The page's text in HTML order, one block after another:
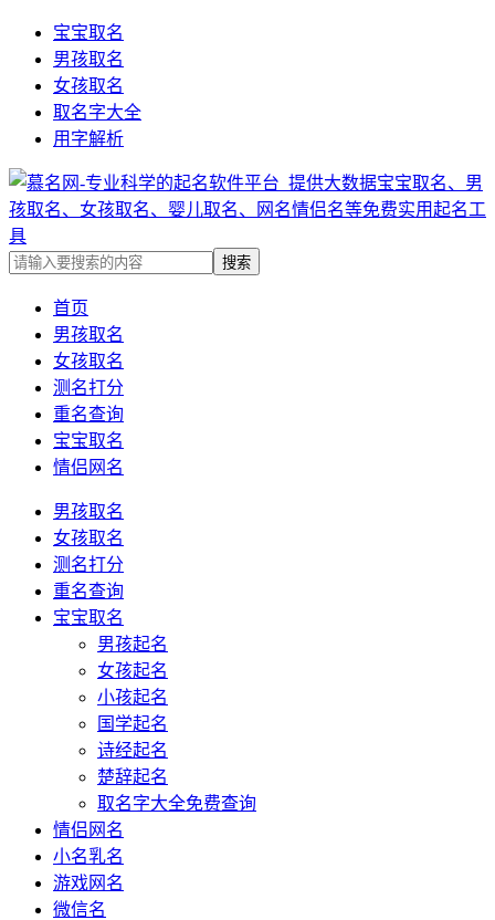
宝宝取名
男孩取名
女孩取名
取名字大全
用字解析
首页
男孩取名
女孩取名
测名打分
重名查询
宝宝取名
情侣网名
男孩取名
女孩取名
测名打分
重名查询
宝宝取名
男孩起名
女孩起名
小孩起名
国学起名
诗经起名
楚辞起名
取名字大全免费查询
情侣网名
小名乳名
游戏网名
微信名